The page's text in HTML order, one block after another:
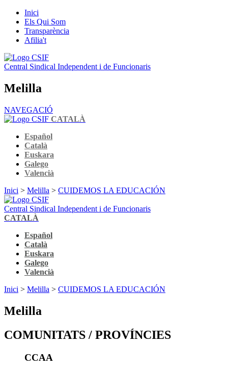
Inici
Els Qui Som
Transparència
Afilia't
Central Sindical Independent i de Funcionaris
Melilla
NAVEGACIÓ
CATALÀ
Español
Català
Euskara
Galego
Valencià
Inici > Melilla > CUIDEMOS LA EDUCACIÓN
Central Sindical Independent i de Funcionaris
CATALÀ
Español
Català
Euskara
Galego
Valencià
Inici > Melilla > CUIDEMOS LA EDUCACIÓN
Melilla
COMUNITATS / PROVÍNCIES
CCAA